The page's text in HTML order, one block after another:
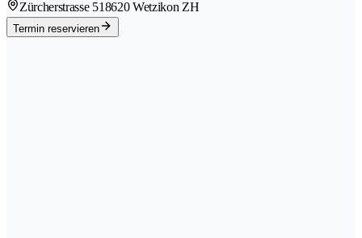
Zürcherstrasse 518620 Wetzikon ZH
Termin reservieren